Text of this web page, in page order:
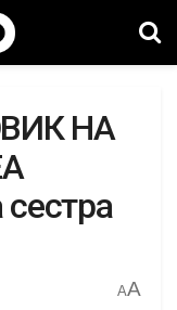
НА
AA